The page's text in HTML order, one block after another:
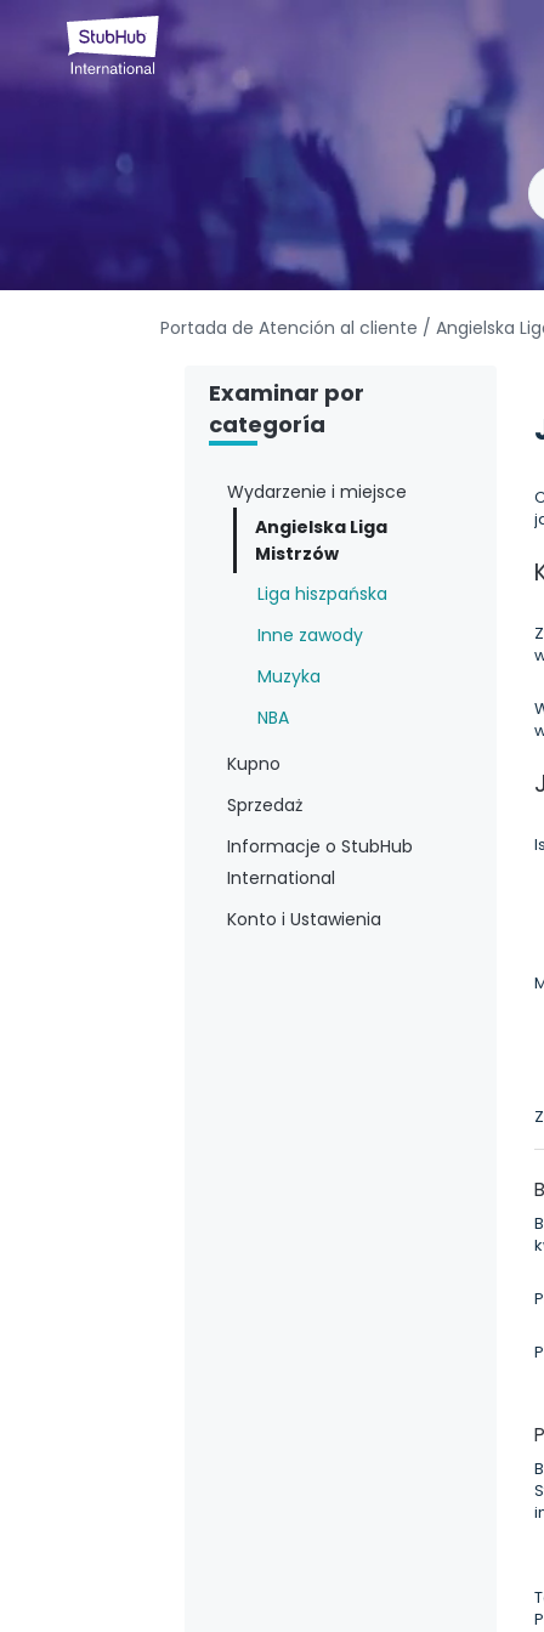
Portada de Atención al cliente / Angielska
Examinar por
categoría
Wydarzenie i miejsce
Angielska Liga
Mistrzów
Liga hiszpańska
Inne zawody
Muzyka
NBA
Kupno
Sprzedaż
Informacje o StubHub
International
Konto i Ustawienia